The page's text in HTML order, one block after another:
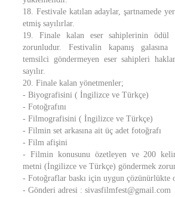
18. Festivale katılan adaylar, şartnamede
etmiş sayılırlar.
19. Finale kalan eser sahiplerinin ödül
zorunludur. Festivalin kapanış galasına
temsilci göndermeyen eser sahipleri
sayılır.
20. Finale kalan yönetmenler;
- Biyografisini ( İngilizce ve Türkçe)
- Fotoğrafını
- Filmografisini ( İngilizce ve Türkçe)
- Filmin set arkasına ait üç adet fotoğrafı
- Film afişini
- Filmin konusunu özetleyen ve 200
metni (İngilizce ve Türkçe) göndermek
- Fotoğraflar baskı için uygun çözünürlükte
- Gönderi adresi : sivasfilmfest@gmail.com